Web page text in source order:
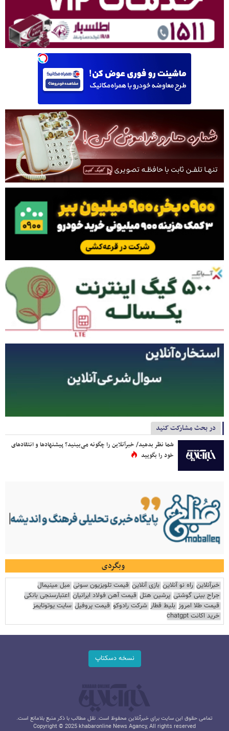
در بحث مشارکت کنید
شما نظر بدهید/ خبرآنلاین را چگونه می‌بینید؟ پیشنهادها و انتقادهای
خود را بگویید
وبگردی
خبرآنلاین راه نو آنلاین بازی آنلاین قیمت تلویزیون سونی مبل مینیمال
جراح بینی گوشتی پرشین هتل قیمت آهن فولاد ایرانیان اعتبارسنجی بانکی
قیمت طلا امروز بلیط قطار شرکت رادوکو قیمت پروفیل سایت یوتوتایمز
خرید اکانت chatgpt
نسخه دسکتاپ
تمامی حقوق این سایت برای خبرآنلاین محفوظ است. نقل مطالب با ذکر منبع بلامانع است.
Copyright © 2025 khabaronline News Agancy, All rights reserved